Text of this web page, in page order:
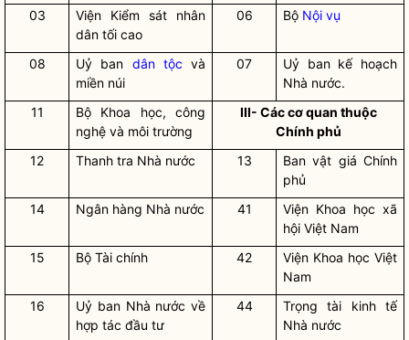
03
Viện Kiểm sát nhân
dân tối cao
06 Bộ Nội vụ
08 Uỷ ban dân tộc và
miền núi
07
Uỷ ban kế hoạch
Nhà nước.
11
Bộ Khoa học, công
nghệ và môi trường
III- Các cơ quan thuộc
Chính phủ
12
Thanh tra Nhà nước 13
Ban vật giá Chính
phủ
14
Ngân hàng Nhà nước 41
Viện Khoa học xã
hội Việt Nam
15
Bộ Tài chính 42
Viện Khoa học Việt
Nam
16
Uỷ ban Nhà nước về
hợp tác đầu tư
44
Trọng tài kinh tế
Nhà nước